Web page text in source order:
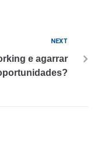
NEXT
e agarrar